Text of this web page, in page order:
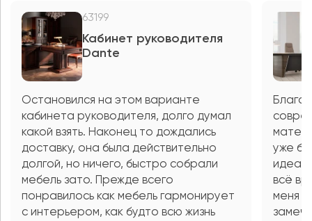
63199
Кабинет руководителя
Dante
Остановился на этом варианте
кабинета руководителя, долго думал
какой взять. Наконец то дождались
доставку, она была действительно
долгой, но ничего, быстро собрали
мебель зато. Прежде всего
понравилось как мебель гармонирует
с интерьером, как будто всю жизнь
уже
всё
меня